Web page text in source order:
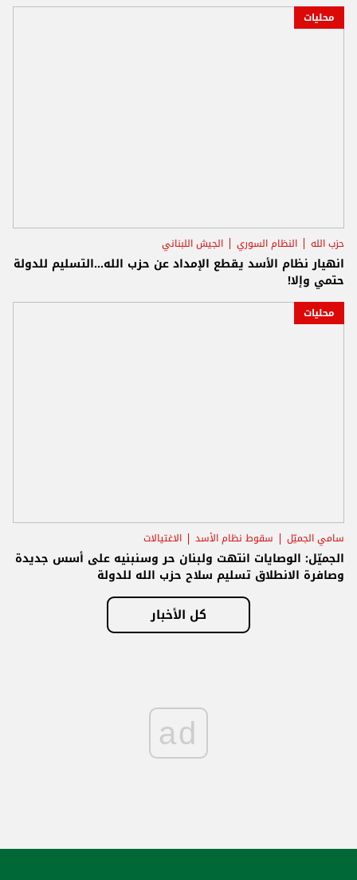
محليات
حزب الله النظام السوري الجيش اللبناني
انهيار نظام الأسد يقطع الإمداد عن حزب الله...التسليم للدولة
حتمي وإلا!
محليات
سامي الجميّل سقوط نظام الأسد الاغتيالات
الجميّل: الوصايات انتهت ولبنان حر وسنبنيه على أسس جديدة
وصافرة الانطلاق تسليم سلاح حزب الله للدولة
كل الأخبار
ad